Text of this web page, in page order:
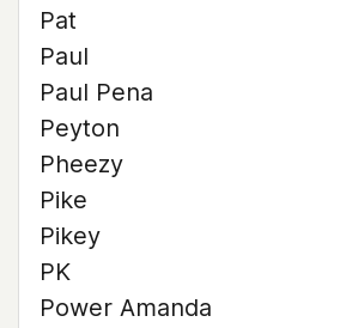
Pat
Paul
Paul Pena
Peyton
Pheezy
Pike
Pikey
PK
Power Amanda